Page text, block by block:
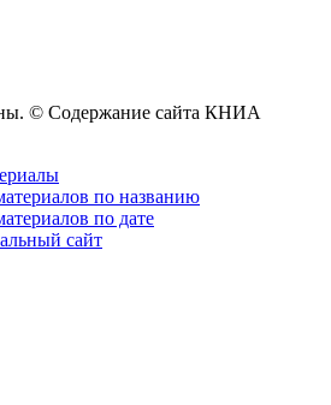
© Содержание сайта КНИА
по названию
по дате
сайт